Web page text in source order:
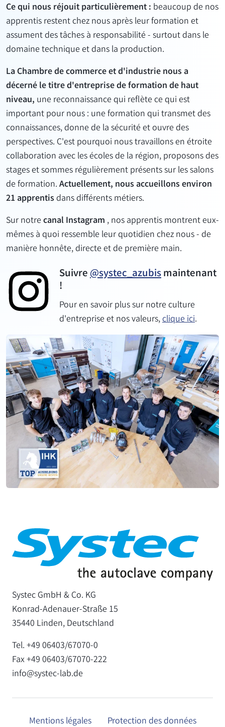
Ce qui nous réjouit particulièrement : beaucoup de nos
apprentis restent chez nous après leur formation et
assument des tâches à responsabilité - surtout dans le
domaine technique et dans la production.
La Chambre de commerce et d'industrie nous a
décerné le titre d'entreprise de formation de haut
niveau, une reconnaissance qui reflète ce qui est
important pour nous : une formation qui transmet des
connaissances, donne de la sécurité et ouvre des
perspectives. C'est pourquoi nous travaillons en étroite
collaboration avec les écoles de la région, proposons des
stages et sommes régulièrement présents sur les salons
de formation.Actuellement, nous accueillons environ
21 apprentisdans différents métiers.
Sur notrecanal Instagram , nos apprentis montrent eux-
mêmes à quoi ressemble leur quotidien chez nous - de
manière honnête, directe et de première main.
Suivre@systec_azubismaintenant
!
Pour en savoir plus sur notre culture
d'entreprise et nos valeurs,clique ici.
Systec GmbH & Co. KG
Konrad-Adenauer-Straße 15
35440 Linden, Deutschland
Tel. +49 06403/67070-0
Fax +49 06403/67070-222
info@systec-lab.de
Mentions légales Protection des données